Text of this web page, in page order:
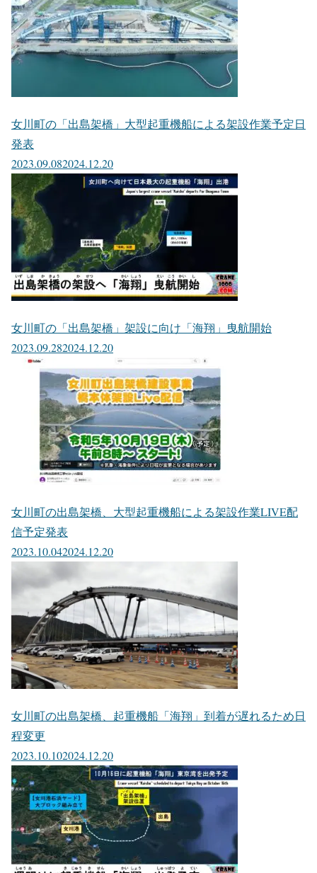
女川町の「出島架橋」大型起重機船による架設作業予定日
発表
2023.09.082024.12.20
女川町の「出島架橋」架設に向け「海翔」曳航開始
2023.09.282024.12.20
女川町の出島架橋、大型起重機船による架設作業LIVE配
信予定発表
2023.10.042024.12.20
女川町の出島架橋、起重機船「海翔」到着が遅れるため日
程変更
2023.10.102024.12.20